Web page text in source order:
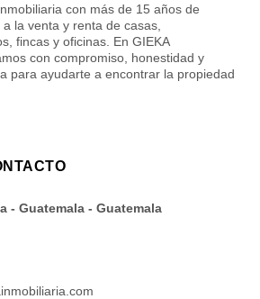
con más de 15 años de
la venta y renta de casas,
fincas y oficinas. En GIEKA
con compromiso, honestidad y
para ayudarte a encontrar la propiedad
- Guatemala - Guatemala